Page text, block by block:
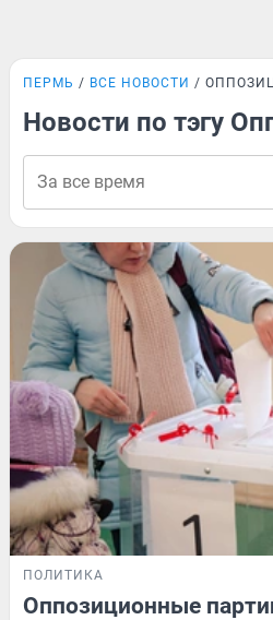
ПЕРМЬ ВСЕ НОВОСТИ
Новости по тэгу
ПОЛИТИКА
Оппозиционные